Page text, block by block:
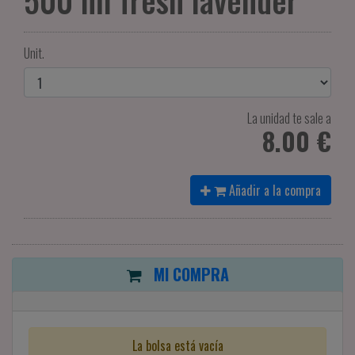
Unit.
La unidad te sale a
8.00 €
Añadir a la compra
MI COMPRA
La bolsa está vacía